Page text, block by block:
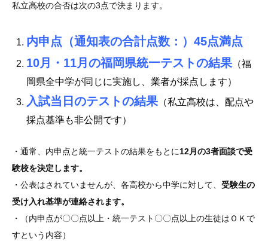
私立高校の合否は次の3点で決まります。
内申点（通知表の合計点数：）45点満点
10月・11月の福岡県統一テストの結果（福
岡県全中学が同じに実施し、業者が採点します）
入試当日のテストの結果（私立高校は、配点や
採点基準も非公開です）
・通常、内申点と統一テストの結果をもとに12月の3者面談で受
験校を決定します。
・公表はされていませんが、各高校から中学に対して、 受験生の
受け入れ基準が連絡されます。
・（内申点が〇〇点以上・統一テスト〇〇点以上の生徒はＯＫで
すという内容）